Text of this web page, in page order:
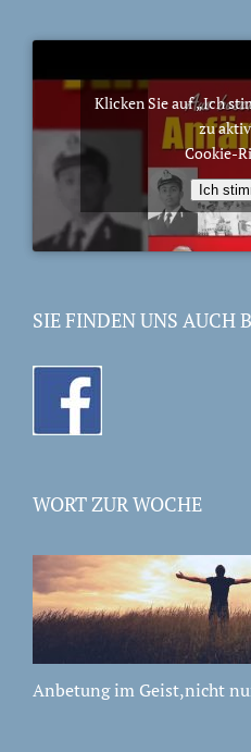
Klicken Sie auf „Ich
zu
Cookie-
Ich
SIE FINDEN UNS AUCH
WORT ZUR WOCHE
Anbetung im Geist,nicht